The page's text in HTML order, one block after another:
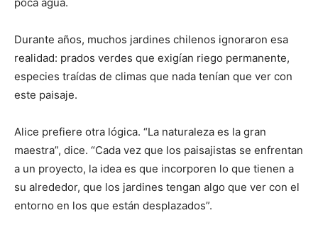
Durante años, muchos jardines chilenos ignoraron esa
realidad: prados verdes que exigían riego permanente,
especies traídas de climas que nada tenían que ver con
este paisaje.
Alice prefiere otra lógica. “La naturaleza es la gran
maestra”, dice. “Cada vez que los paisajistas se enfrentan
a un proyecto, la idea es que incorporen lo que tienen a
su alrededor, que los jardines tengan algo que ver con el
entorno en los que están desplazados”.